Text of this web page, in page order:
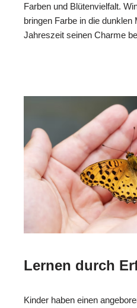
Farben und Blütenvielfalt.
bringen Farbe in die
Jahreszeit seinen Charme
Lernen durch
Kinder haben einen